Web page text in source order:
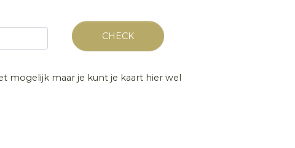
CHECK
mogelijk maar je kunt je kaart hier wel